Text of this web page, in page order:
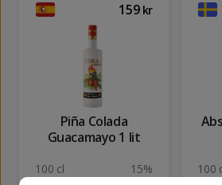
159 kr
Piña Colada
Guacamayo 1 lit
100 cl 15% 100